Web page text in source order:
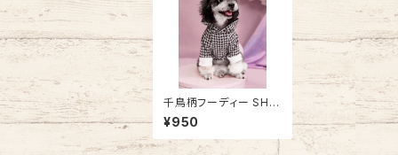
千鳥柄フーディー SH21
AW1938064
¥950